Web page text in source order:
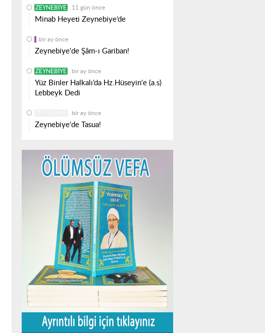
ZEYNEBIYE 11 gün önce
Minab Heyeti Zeynebiye’de
bir ay önce
Zeynebiye'de Şâm-ı Gariban!
ZEYNEBIYE bir ay önce
Yüz Binler Halkalı’da Hz.Hüseyin'e (a.s)
Lebbeyk Dedi
bir ay önce
Zeynebiye'de Tasua!